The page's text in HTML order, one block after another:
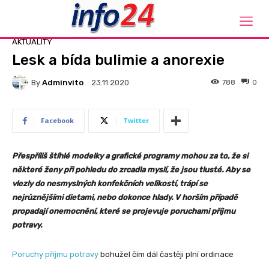
AKTUALITY
Lesk a bída bulimie a anorexie
By Adminvito 23.11.2020 0
788
Facebook Twitter
Přespříliš štíhlé modelky a grafické programy mohou za to, že si
některé ženy při pohledu do zrcadla myslí, že jsou tlusté. Aby se
vlezly do nesmyslných konfekčních velikostí, trápí se
nejrůznějšími dietami, nebo dokonce hlady. V horším případě
propadají onemocnění, které se projevuje poruchami příjmu
potravy.
Poruchy příjmu potravy bohužel čím dál častěji plní ordinace